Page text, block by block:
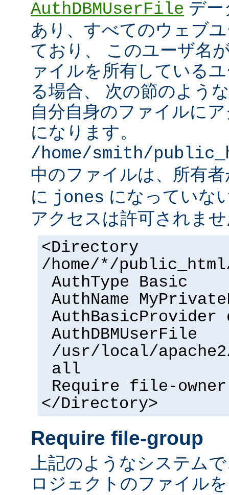
AuthDBMUserFile デ
あり、すべてのウェブ
ており、 このユーザ名
ァイルを所有している
る場合、 次の節のよう
自分自身のファイルに
になります。
/home/smith/
中のファイルは、所有
に jones になっていな
アクセスは許可されま
<Directory
/home/*/
AuthType Basic
AuthName
AuthBasicProvider
AuthDBMUserFile
/usr/local/
all
Require file-owner
</Directory>
Require file-group
上記のようなシステム
ロジェクトのファイルを